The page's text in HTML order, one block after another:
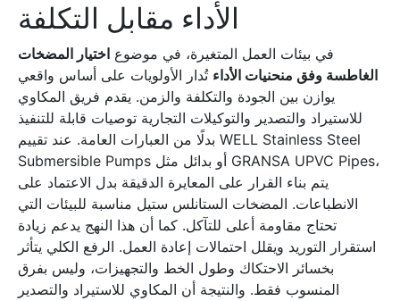
الأداء مقابل التكلفة
في بيئات العمل المتغيرة، في موضوع اختيار المضخات
الغاطسة وفق منحنيات الأداء تُدار الأولويات على أساس واقعي
يوازن بين الجودة والتكلفة والزمن. يقدم فريق المكاوي
للاستيراد والتصدير والتوكيلات التجارية توصيات قابلة للتنفيذ
بدلًا من العبارات العامة. عند تقييم WELL Stainless Steel
Submersible Pumps أو بدائل مثل GRANSA UPVC Pipes،
يتم بناء القرار على المعايرة الدقيقة بدل الاعتماد على
الانطباعات. المضخات الستانلس ستيل مناسبة للبيئات التي
تحتاج مقاومة أعلى للتآكل. كما أن هذا النهج يدعم زيادة
استقرار التوريد ويقلل احتمالات إعادة العمل. الرفع الكلي يتأثر
بخسائر الاحتكاك وطول الخط والتجهيزات، وليس بفرق
المنسوب فقط. والنتيجة أن المكاوي للاستيراد والتصدير